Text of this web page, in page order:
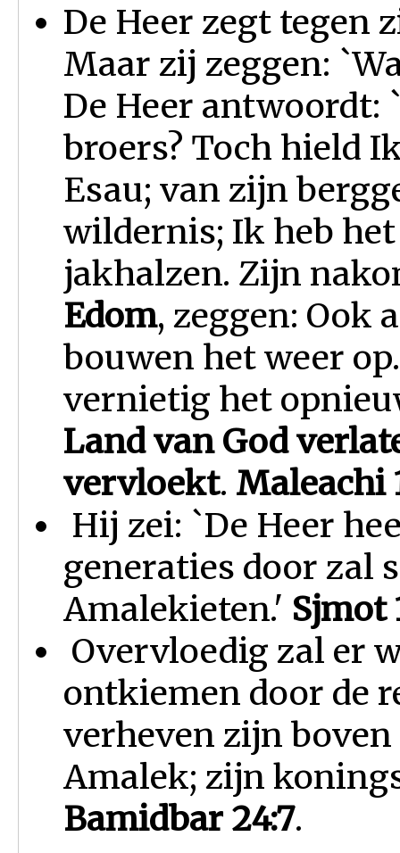
De Heer zegt tegen
Maar zij zeggen:
De Heer antwoordt:
broers? Toch hield
Esau; van zijn
wildernis; Ik heb
jakhalzen. Zijn
Edom, zeggen: Ook
bouwen het weer
vernietig het
Land van God
vervloekt. Maleachi
Hij zei: `De Heer
generaties door zal
Amalekieten.' Sjmot
Overvloedig zal er
ontkiemen door de
verheven zijn
Amalek; zijn
Bamidbar 24:7.